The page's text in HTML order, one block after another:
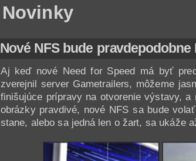
Novinky
Nové NFS bude
Aj keď nové Need for Speed má byť
zverejnil server Gametrailers, môžeme
finišujúce prípravy na otvorenie výstavy,
obrázky pravdivé, nové NFS sa bude volať
stane, alebo sa jedná len o žart, sa ukáže